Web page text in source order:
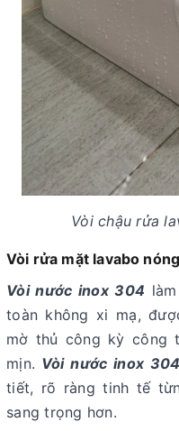
Vòi chậu rửa
Vòi rửa mặt lavabo
Vòi nước inox 304
toàn không xi mạ,
mờ thủ công kỳ công
mịn. Vòi nước inox 304
tiết, rõ ràng tinh tế
sang trọng hơn.